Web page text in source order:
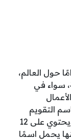
حول العالم،
سواء في
التقويم
الغريغوري، يرتكز على الدورة الشمسية ويحتوي على 12
يحمل اسمًا